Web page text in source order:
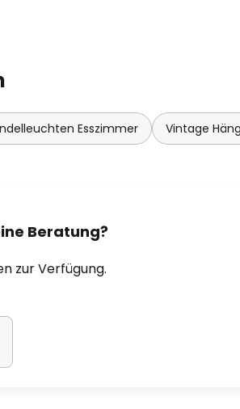
Esszimmer Vintage
Beratung?
zur Verfügung.